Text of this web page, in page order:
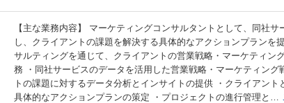
【主な業務内容】 マーケティングコンサルタントとして、同社サ
し、クライアントの課題を解決する具体的なアクションプランを
サルティングを通じて、クライアントの営業戦略・マーケティン
務 ・同社サービスのデータを活用した営業戦略・マーケティング
トの課題に対するデータ分析とインサイトの提供 ・クライアン
具体的なアクションプランの策定 ・プロジェクトの進行管理と…